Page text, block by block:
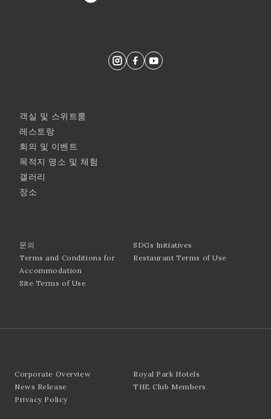
객실 및 스위트룸
레스토랑
회의 및 이벤트
목적지 명소 및 체험
갤러리
장소
문의
SDGs Initiatives
Terms and Conditions for
Accommodation
Restaurant Terms of Use
Site Terms of Use
Corporate Overview
Royal Park Hotels
News Release
THE Club Members
Privacy Policy